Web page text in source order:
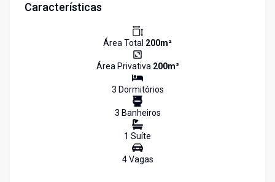
Características
Área Total 200m²
Área Privativa 200m²
3 Dormitórios
3 Banheiros
1 Suíte
4Vagas